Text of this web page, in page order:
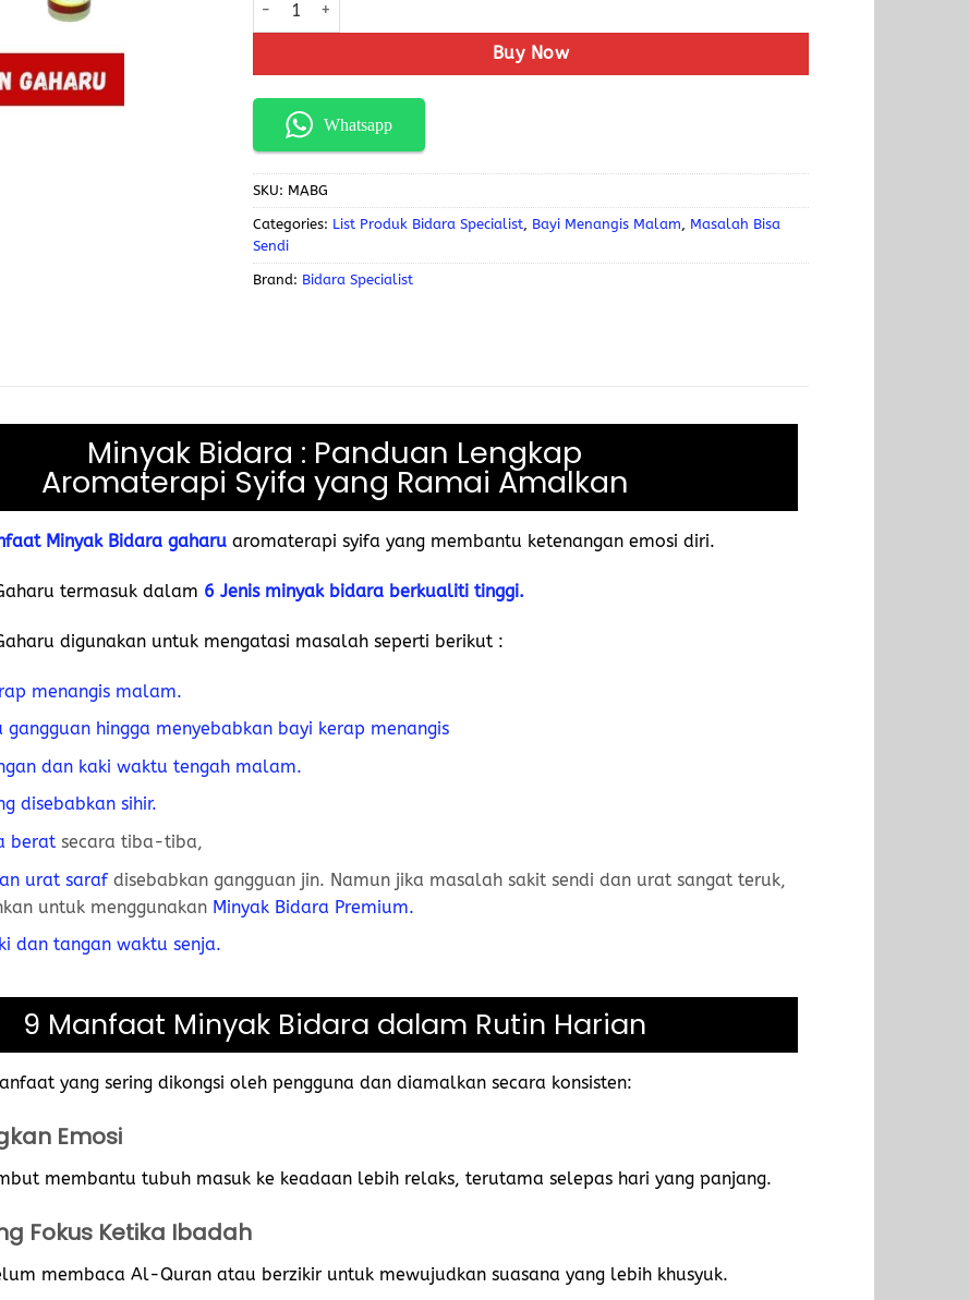
Buy Now
Whatsapp
SKU: MABG
Categories: List Produk Bidara Specialist Bayi Menangis Malam
Masalah Bisa
Sendi
Brand: Bidara Specialist
Minyak Bidara : Panduan Lengkap
Aromaterapi Syifa yang Ramai Amalkan
Minyak Bidara gaharu aromaterapi syifa yang membantu ketenangan emosi diri.
termasuk dalam 6 Jenis minyak bidara berkualiti tinggi.
digunakan untuk mengatasi masalah seperti berikut :
menangis malam.
gangguan hingga menyebabkan bayi kerap menangis
dan kaki waktu tengah malam.
disebabkan sihir.
beratsecara tiba-tiba,
urat sarafdisebabkan gangguan jin. Namun jika masalah sakit sendi dan urat sangat teruk,
untuk menggunakan Minyak Bidara Premium.
dan tangan waktu senja.
9 Manfaat Minyak Bidara dalam Rutin Harian
yang sering dikongsi oleh pengguna dan diamalkan secara konsisten:
Emosi
membantu tubuh masuk ke keadaan lebih relaks, terutama selepas hari yang panjang.
Fokus Ketika Ibadah
membaca Al-Quran atau berzikir untuk mewujudkan suasana yang lebih khusyuk.